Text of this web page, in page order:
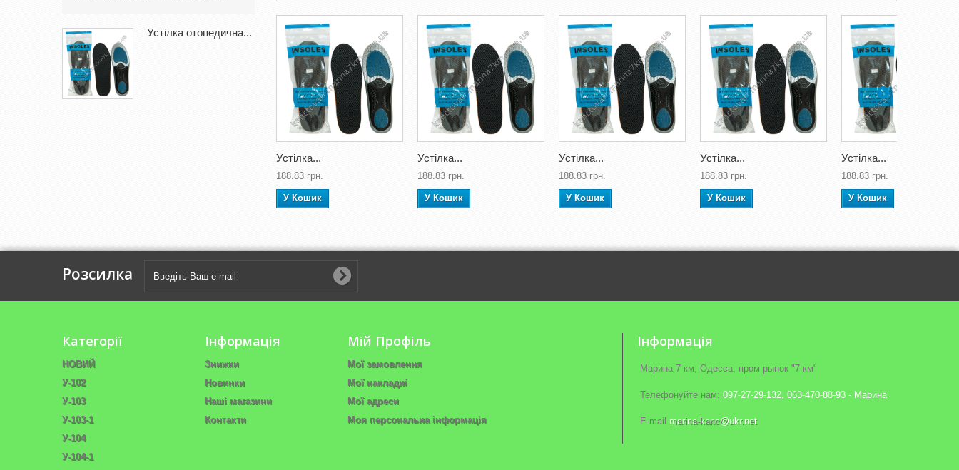
Устілка отопедична...
Устілка...
188.83 грн.
У Кошик
Устілка...
188.83 грн.
У Кошик
Устілка...
188.83 грн.
У Кошик
Устілка...
188.83 грн.
У Кошик
Устілка...
188.83 грн.
У Кошик
Розсилка
Категорії
НОВИЙ
У-102
У-103
У-103-1
У-104
У-104-1
Інформація
Знижки
Новинки
Наші магазини
Контакти
Мій Профіль
Мої замовлення
Мої накладні
Мої адреси
Моя персональна інформація
Iнформація
Марина 7 км, Одесса, пром рынок "7 км"
Телефонуйте нам: 097-27-29-132, 063-470-88-93 - Марина
E-maіl marina-kanc@ukr.net